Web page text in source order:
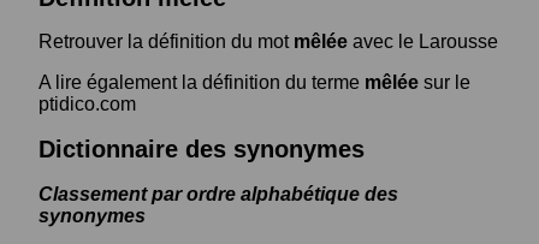
Retrouver la définition du mot mêlée avec le Larousse
A lire également la définition du terme mêlée sur le
ptidico.com
Dictionnaire des synonymes
Classement par ordre alphabétique des
synonymes